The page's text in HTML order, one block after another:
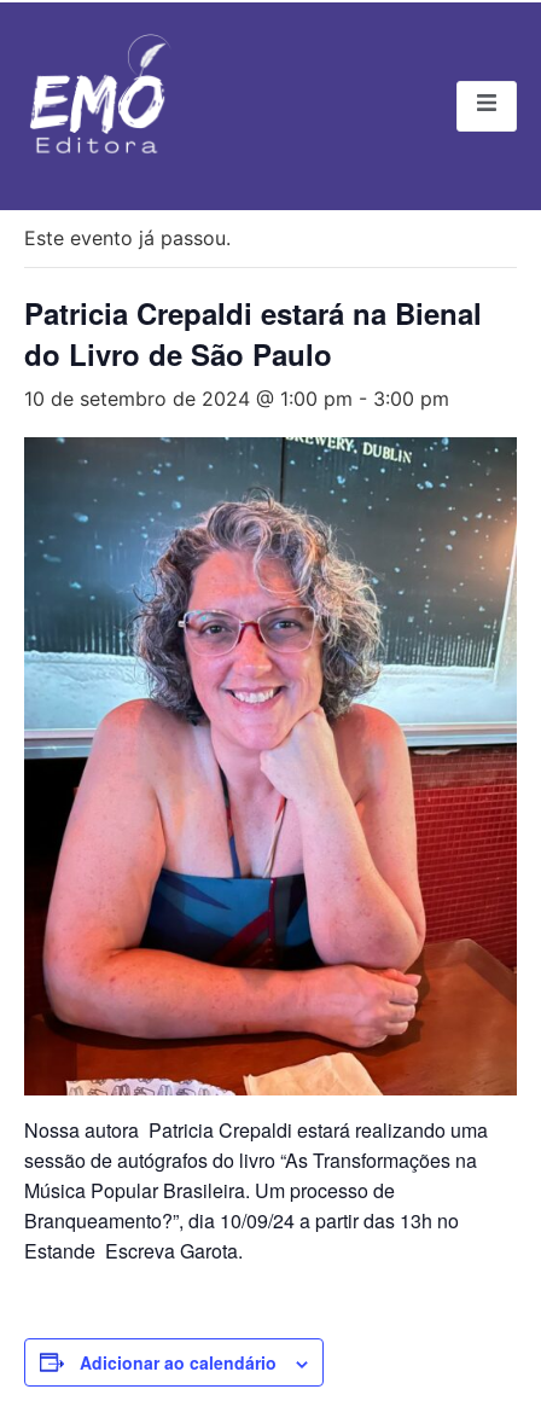
Este evento já passou.
Patricia Crepaldi estará na Bienal
do Livro de São Paulo
10 de setembro de 2024 @ 1:00 pm - 3:00 pm
Nossa autora Patricia Crepaldi estará realizando uma
sessão de autógrafos do livro “As Transformações na
Música Popular Brasileira. Um processo de
Branqueamento?”, dia 10/09/24 a partir das 13h no
Estande Escreva Garota.
Adicionar ao calendário